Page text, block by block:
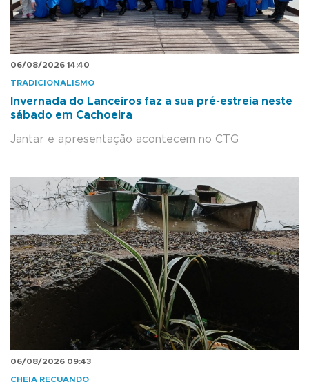
06/08/2026 14:40
TRADICIONALISMO
Invernada do Lanceiros faz a sua pré-estreia neste
sábado em Cachoeira
Jantar e apresentação acontecem no CTG
06/08/2026 09:43
CHEIA RECUANDO